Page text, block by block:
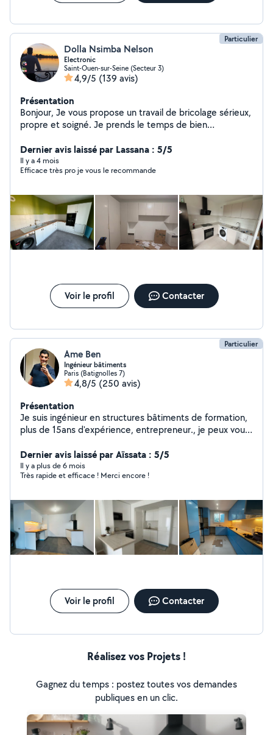
Particulier
Dolla Nsimba Nelson
Electronic
Saint-Ouen-sur-Seine (Secteur 3)
4,9/5 (139 avis)
Présentation
Bonjour, Je vous propose un travail de bricolage sérieux,
propre et soigné. Je prends le temps de bien
résultat de qualité et durable. Je respecte les délais, les
finitions et je travaille avec professionnalisme pour que
vous soyez totalement satisfait. N'hésitez pas à me
Dernier avis laissé par Lassana : 5/5
Il y a 4 mois
Efficace très pro je vous le recommande
Voir le profil Contacter
Particulier
Ame Ben
Ingénieur bâtiments
Paris (Batignolles 7)
4,8/5 (250 avis)
Présentation
Je suis ingénieur en structures bâtiments de formation,
plus de 15ans d'expérience, entrepreneur., je peux vous
une maison selon les règles de l'art, la decoration est un
jeux que j'aime et que je maîtrise..je peux aussi vous
assister, conseiller, piloter vos travaux afin d optimiser
conseil 07 83 tele 897123 phone
Dernier avis laissé par Aïssata : 5/5
Il y a plus de 6 mois
Très rapide et efficace ! Merci encore !
Voir le profil Contacter
Réalisez vos Projets !
Gagnez du temps : postez toutes vos demandes
publiques en un clic.